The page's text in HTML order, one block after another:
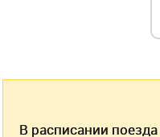
В расписании поезда